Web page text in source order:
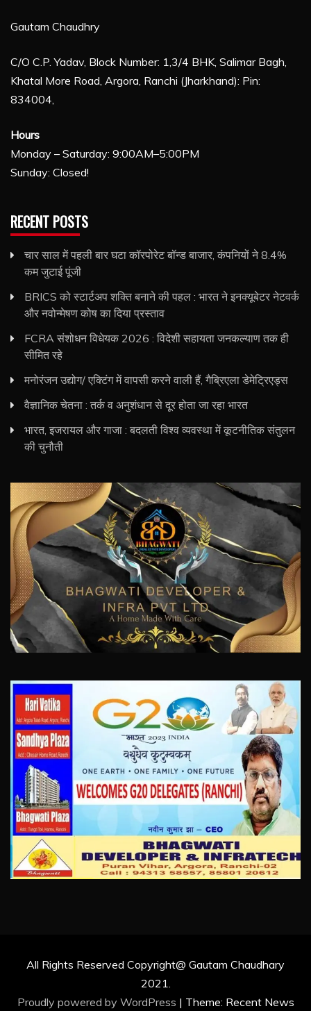
Gautam Chaudhry
C/O C.P. Yadav, Block Number: 1,3/4 BHK, Salimar Bagh,
Khatal More Road, Argora, Ranchi (Jharkhand): Pin:
834004,
Hours
Monday – Saturday: 9:00AM–5:00PM
Sunday: Closed!
RECENT POSTS
चार साल में पहली बार घटा कॉरपोरेट बॉन्ड बाजार, कंपनियों ने 8.4%
कम जुटाई पूंजी
BRICS को स्टार्टअप शक्ति बनाने की पहल : भारत ने इनक्यूबेटर नेटवर्क
और नवोन्मेषण कोष का दिया प्रस्ताव
FCRA संशोधन विधेयक 2026 : विदेशी सहायता जनकल्याण तक ही
सीमित रहे
मनोरंजन उद्योग/ एक्टिंग में वापसी करने वाली हैं, गैब्रिएला डेमेट्रिएड्स
वैज्ञानिक चेतना : तर्क व अनुशंधान से दूर होता जा रहा भारत
भारत, इजरायल और गाजा : बदलती विश्व व्यवस्था में कूटनीतिक संतुलन
की चुनौती
All Rights Reserved Copyright@ Gautam Chaudhary
2021.
Proudly powered by WordPress | Theme: Recent News